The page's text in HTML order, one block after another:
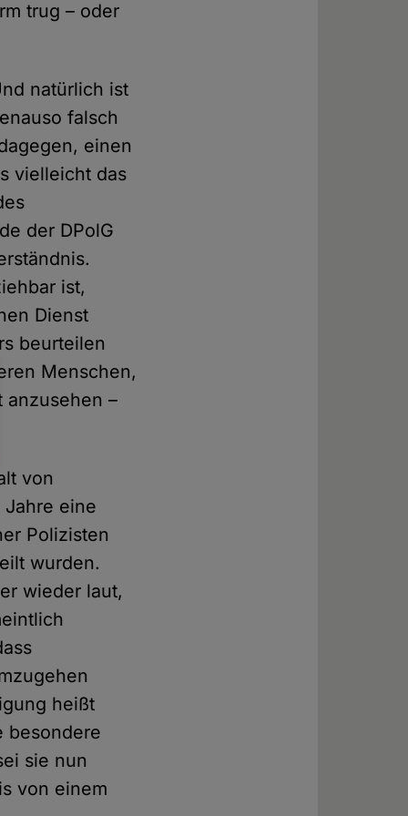
trug – oder
natürlich ist
falsch
einen
vielleicht das
der DPolG
ist,
Dienst
beurteilen
Menschen,
anzusehen –
von
eine
Polizisten
wurden.
wieder laut,
heißt
besondere
sie nun
von einem